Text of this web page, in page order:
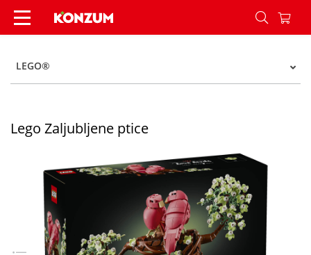
Lego Zaljubljene ptice - Konzum
LEGO®
Lego Zaljubljene ptice